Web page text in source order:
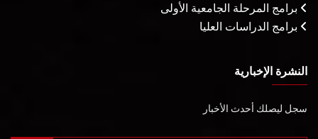
برامج المرحلة الجامعية الأولى
برامج الدراسات العليا
النشرة الإخبارية
سجل ليصلك أحدث الأخبار